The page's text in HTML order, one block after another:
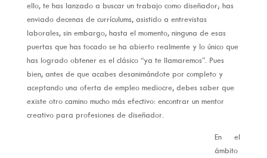
ello, te has lanzado a buscar un trabajo como diseñador; has
enviado decenas de currículums, asistido a entrevistas
laborales, sin embargo, hasta el momento, ninguna de esas
puertas que has tocado se ha abierto realmente y lo único que
has logrado obtener es el clásico “ya te llamaremos”. Pues
bien, antes de que acabes desanimándote por completo y
aceptando una oferta de empleo mediocre, debes saber que
existe otro camino mucho más efectivo: encontrar un mentor
creativo para profesiones de diseñador.
En el
ámbito